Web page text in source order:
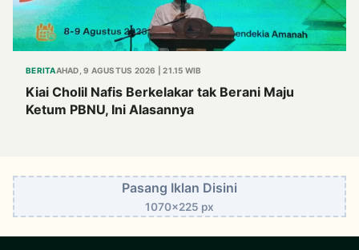
BERITAAHAD, 9 AGUSTUS 2026 | 21.15 WIB
Kiai Cholil Nafis Berkelakar tak Berani Maju
Ketum PBNU, Ini Alasannya
Pasang Iklan Disini
1070x225 px